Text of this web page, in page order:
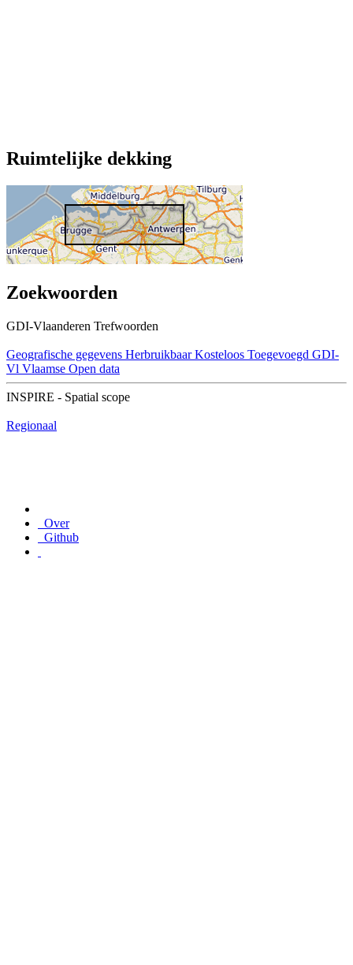
Ruimtelijke dekking
Zoekwoorden
GDI-Vlaanderen Trefwoorden
Geografische gegevens Herbruikbaar Kosteloos Toegevoegd GDI-
Vl Vlaamse Open data
INSPIRE - Spatial scope
Regionaal
Over
Github